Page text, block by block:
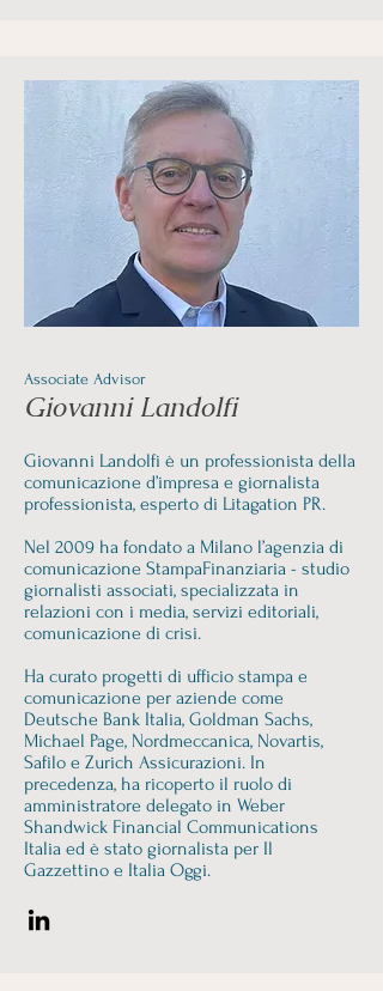
Associate Advisor
Giovanni Landolfi
​Giovanni Landolfi è un professionista della
comunicazione d’impresa e giornalista
professionista, esperto di Litagation PR.
Nel 2009 ha fondato a Milano l’agenzia di
comunicazione StampaFinanziaria - studio
giornalisti associati, specializzata in
relazioni con i media, servizi editoriali,
comunicazione di crisi.
Ha curato progetti di ufficio stampa e
comunicazione per aziende come
Deutsche Bank Italia, Goldman Sachs,
Michael Page, Nordmeccanica, Novartis,
Safilo e Zurich Assicurazioni. In
precedenza, ha ricoperto il ruolo di
amministratore delegato in Weber
Shandwick Financial Communications
Italia ed è stato giornalista per Il
Gazzettino e Italia Oggi. ​